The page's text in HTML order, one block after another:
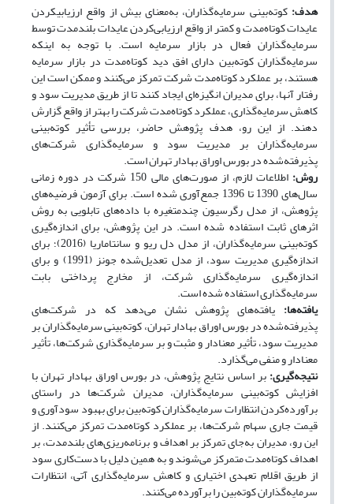
هدف:
کوته‌بینی سرمایه‌گذاران، به‌معنای بیش از واقع ارزیابی‎کردن
عایدات کوتاه‌مدت و کمتر از واقع ارزیابی‌کردن عایدات بلند‌مدت توسط
سرمایه‌گذاران فعال در بازار سرمایه است. با توجه به اینکه
سرمایه‌گذاران کوته‌بین دارای افق دید کوتاه‌مدت در بازار سرمایه
هستند، بر عملکرد کوتاه‌مدت شرکت تمرکز می‌کنند و ممکن است این
رفتار آنها، برای مدیران انگیزه‌ای ایجاد کنند تا از طریق مدیریت سود و
کاهش سرمایه‌گذاری، عملکرد کوتاه‌مدت شرکت را بهتر از واقع گزارش
دهند. از این ‌رو، هدف پژوهش حاضر، بررسی تأثیر کوته‌بینی
سرمایه‌گذاران بر مدیریت سود و سرمایه‌گذاری شرکت‌های
پذیرفته‌شده در بورس اوراق بهادار تهران است.
روش: اطلاعات لازم، از صورت‌های مالی 150 شرکت در دوره زمانی
سال‌های 1390 تا 1396 جمع‌آوری شده است. برای آزمون فرضیه‌های
پژوهش، از مدل رگرسیون چندمتغیره با داده‌های تابلویی به روش
اثرهای ثابت استفاده شده است. در این پژوهش، برای اندازه‌گیری
کوته‌بینی سرمایه‌گذاران، از مدل دل ریو و سانتاماریا (2016)؛ برای
اندازه‌گیری مدیریت سود، از مدل تعدیل‌شده جونز (1991) و برای
اندازه‌گیری سرمایه‌گذاری شرکت، از مخارج پرداختی بابت
سرمایه‌گذاری استفاده شده است.
یافته‌ها: یافته‌های پژوهش نشان‌ می‌دهد که در شرکت‌های
پذیرفته‌شده در بورس اوراق بهادار تهران، کوته‌بینی سرمایه‌گذاران بر
مدیریت سود، تأثیر معنادار و مثبت و بر سرمایه‌گذاری شرکت‌ها، تأثیر
معنادار و منفی می‌گذارد.
نتیجه‌گیری:بر اساس نتایج پژوهش، در بورس اوراق بهادار تهران با
افزایش کوته‌بینی سرمایه‌گذاران، مدیران شرکت‌ها در راستای
برآورده‌کردن انتظارات سرمایه‌گذاران کوته‌بین برای بهبود سودآوری و
قیمت جاری سهام شرکت‌ها، بر عملکرد کوتاه‌مدت تمرکز می‌کنند. از
این ‌رو، مدیران به‌جای تمرکز بر اهداف و برنامه‌ریزی‌های بلند‌مدت، بر
اهداف کوتاه‌مدت متمرکز می‌شوند و به همین دلیل با دست‌کاری سود
از طریق اقلام تعهدی اختیاری و کاهش سرمایه‌گذاری آتی، انتظارات
سرمایه‌گذاران کوته‌بین را برآورده می‌کنند.